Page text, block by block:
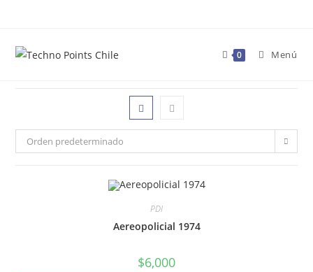
contenido
0 Menú
Orden predeterminado
PDI
Aereopolicial 1974
$6,000